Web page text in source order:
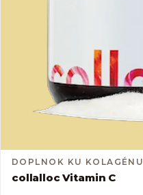
DOPLNOK KU KOLAGÉNU
collalloc Vitamin C